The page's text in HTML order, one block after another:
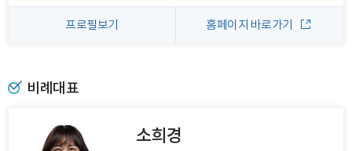
프로필보기 홈페이지 바로가기
비례대표
소희경